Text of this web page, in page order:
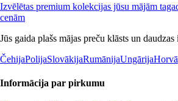
Izvēlētas premium kolekcijas jūsu mājām
cenām
Jūs gaida plašs mājas preču klāsts un
ČehijaPolijaSlovākijaRumānijaUngārija
Informācija par pirkumu